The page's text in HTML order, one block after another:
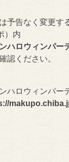
予告なく変更す
）内
ハロウィンパー
認ください。
ハロウィンパー